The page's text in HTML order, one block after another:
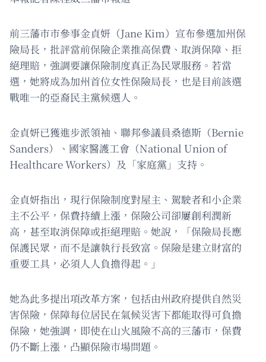
前三藩市市參事金貞妍（Jane Kim）宣布參選加州保
險局長，批評當前保險企業推高保費、取消保障、拒
絕理賠，強調要讓保險制度真正為民眾服務。若當
選，她將成為加州首位女性保險局長，也是目前該選
戰唯一的亞裔民主黨候選人。
金貞妍已獲進步派領袖、聯邦參議員桑德斯（Bernie
Sanders）、國家醫護工會（National Union of
Healthcare Workers）及「家庭黨」支持。
金貞妍指出，現行保險制度對屋主、駕駛者和小企業
主不公平，保費持續上漲，保險公司卻屢創利潤新
高，甚至取消保障或拒絕理賠。她說，「保險局長應
保護民眾，而不是讓執行長致富。保險是建立財富的
重要工具，必須人人負擔得起。」
她為此多提出項改革方案，包括由州政府提供自然災
害保險，保障每位居民在氣候災害下都能取得可負擔
保險，她強調，即使在山火風險不高的三藩市，保費
仍不斷上漲，凸顯保險市場問題。